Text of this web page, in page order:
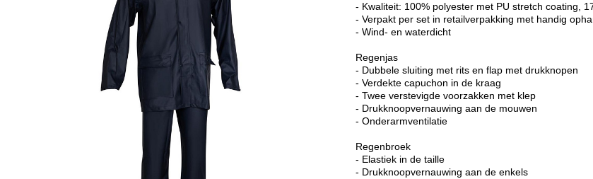
- Kwaliteit: 100% polyester met PU stretch coating,
- Verpakt per set in retailverpakking met handig
- Wind- en waterdicht
Regenjas
- Dubbele sluiting met rits en flap met drukknopen
- Verdekte capuchon in de kraag
- Twee verstevigde voorzakken met klep
- Drukknoopvernauwing aan de mouwen
- Onderarmventilatie
Regenbroek
- Elastiek in de taille
- Drukknoopvernauwing aan de enkels